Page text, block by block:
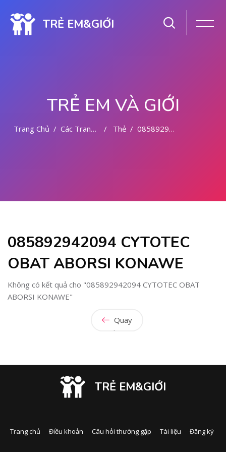
TRẺ EM&GIỚI
TRẺ EM VÀ GIỚI
Trang Chủ Các Trang Của Hệ Thống Thẻ 085892942094 CYTOTEC OBAT ABORSI KONAWE
085892942094 CYTOTEC
OBAT ABORSI KONAWE
Không có kết quả cho "085892942094 CYTOTEC OBAT
ABORSI KONAWE"
Quay
lại
TRẺ EM&GIỚI
Trang chủ Điều khoản Câu hỏi thường gặp Tài liệu Đăng ký